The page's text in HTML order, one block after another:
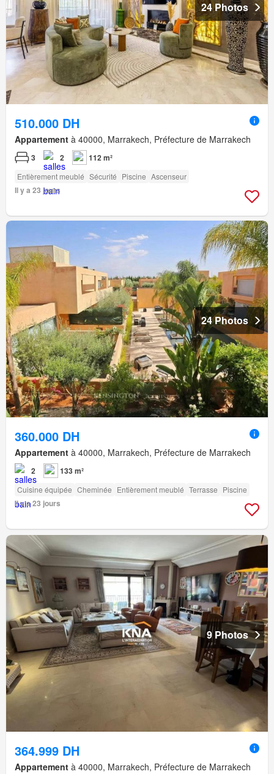
24 Photos
510.000 DH
Appartement à 40000, Marrakech, Préfecture de Marrakech
3 2 112 m²
Entièrement meublé Sécurité Piscine Ascenseur
Il y a 23 jours
24 Photos
360.000 DH
Appartement à 40000, Marrakech, Préfecture de Marrakech
2 133 m²
Cuisine équipée Cheminée Entièrement meublé Terrasse Piscine
Il y a 23 jours
9 Photos
364.999 DH
Appartement à 40000, Marrakech, Préfecture de Marrakech